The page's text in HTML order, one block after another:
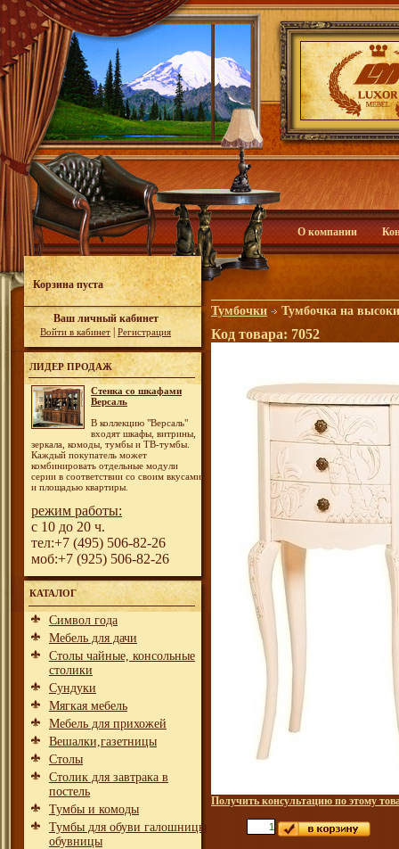
О компании
Корзина пуста
Ваш личный кабинет
Войти в кабинет Регистрация
ЛИДЕР ПРОДАЖ
Стенка со шкафами
Версаль
В коллекцию "Версаль"
входят шкафы, витрины,
зеркала, комоды, тумбы и ТВ-тумбы.
Каждый покупатель может
комбинировать отдельные модули
серии в соответствии со своим вкусами
и площадью квартиры.
режим работы:
с 10 до 20 ч.
тел:+7 (495) 506-82-26
моб:+7 (925) 506-82-26
КАТАЛОГ
Символ года
Мебель для дачи
Столы чайные, консольные
столики
Сундуки
Мягкая мебель
Мебель для прихожей
Вешалки,газетницы
Столы
Столик для завтрака в
постель
Тумбы и комоды
Тумбы для обуви галошницы
обувницы
Тумбочки Тумбочка на
Код товара: 7052
Получить консультацию по этому